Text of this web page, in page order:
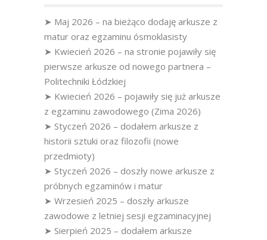
➤ Maj 2026 – na bieżąco dodaję arkusze z
matur oraz egzaminu ósmoklasisty
➤ Kwiecień 2026 – na stronie pojawiły się
pierwsze arkusze od nowego partnera –
Politechniki Łódzkiej
➤ Kwiecień 2026 – pojawiły się już arkusze
z egzaminu zawodowego (Zima 2026)
➤ Styczeń 2026 – dodałem arkusze z
historii sztuki oraz filozofii (nowe
przedmioty)
➤ Styczeń 2026 – doszły nowe arkusze z
próbnych egzaminów i matur
➤ Wrzesień 2025 – doszły arkusze
zawodowe z letniej sesji egzaminacyjnej
➤ Sierpień 2025 – dodałem arkusze